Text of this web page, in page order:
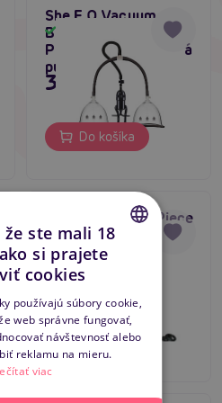
She.E.O Vacuum
Breast Pleasure
Pump Large, vákuová
pumpa na prsia
39,80 €
Do košíka
Nipple Pump 10 Piece
SetSkladom
11,80 €
Do košíka
CZECH
ENGLISH
ste mali 18
si prajete
cookies
používajú súbory cookie,
web správne fungovať,
návštevnosť alebo
reklamu na mieru.
viac